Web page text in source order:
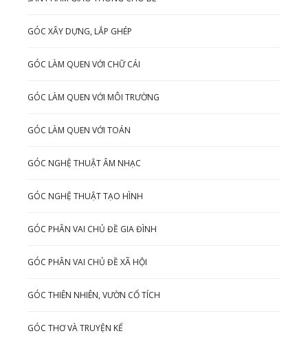
GÓC XÂY DỰNG, LẮP GHÉP
GÓC LÀM QUEN VỚI CHỮ CÁI
GÓC LÀM QUEN VỚI MÔI TRƯỜNG
GÓC LÀM QUEN VỚI TOÁN
GÓC NGHỆ THUẬT ÂM NHẠC
GÓC NGHỆ THUẬT TẠO HÌNH
GÓC PHÂN VAI CHỦ ĐỀ GIA ĐÌNH
GÓC PHÂN VAI CHỦ ĐỀ XÃ HỘI
GÓC THIÊN NHIÊN, VƯỜN CỔ TÍCH
GÓC THƠ VÀ TRUYỆN KỂ